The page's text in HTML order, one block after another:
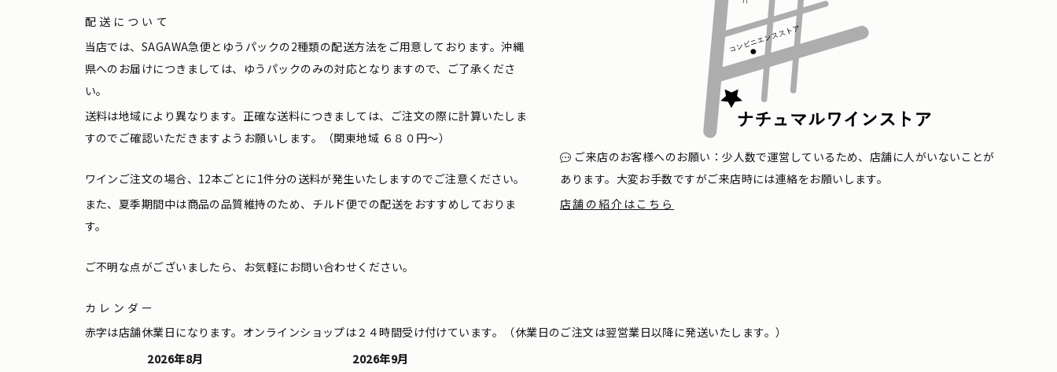
配送について
当店では、SAGAWA急便とゆうパックの2種類の配送方法をご用意しております。沖縄
県へのお届けにつきましては、ゆうパックのみの対応となりますので、ご了承くださ
い。
送料は地域により異なります。正確な送料につきましては、ご注文の際に計算いたしま
すのでご確認いただきますようお願いします。（関東地域 ６８０円〜）
ワインご注文の場合、12本ごとに1件分の送料が発生いたしますのでご注意ください。
また、夏季期間中は商品の品質維持のため、チルド便での配送をおすすめしておりま
す。
ご不明な点がございましたら、お気軽にお問い合わせください。
ご来店のお客様へのお願い：少人数で運営しているため、店舗に人がいないことが
あります。大変お手数ですがご来店時には連絡をお願いします。
店舗の紹介はこちら
カレンダー
赤字は店舗休業日になります。オンラインショップは２４時間受け付けています。（休業日のご注文は翌営業日以降に発送いたします。）
2026年8月
2026年9月